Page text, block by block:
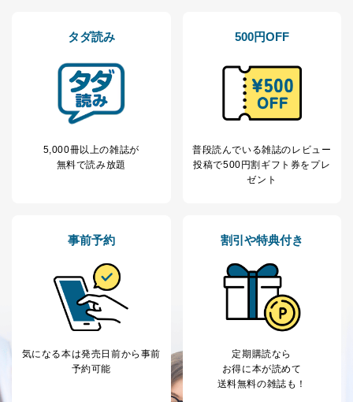
タダ読み
5,000冊以上の雑誌が
無料で読み放題
500円OFF
普段読んでいる雑誌のレビュー
投稿で500円割ギフト券をプレ
ゼント
事前予約
気になる本は発売日前から事前
予約可能
割引や特典付き
定期購読なら
お得に本が読めて
送料無料の雑誌も！